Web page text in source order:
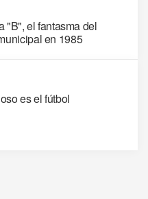
"B", el fantasma del
en 1985
es el fútbol